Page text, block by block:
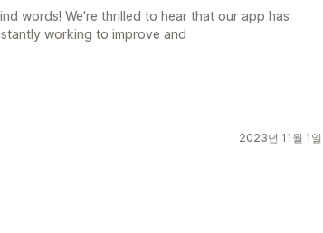
words! We're thrilled to hear that our app has
working to improve and
2023년 11월 1일